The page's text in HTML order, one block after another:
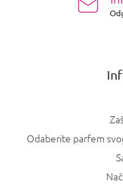
Odaberite parfem